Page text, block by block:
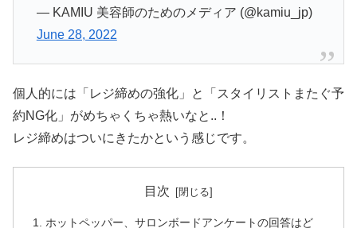
— KAMIU 美容師のためのメディア (@kamiu_jp)
June 28, 2022
個人的には「レジ締めの強化」と「スタイリストまたぐ予
約NG化」がめちゃくちゃ熱いなと..！
レジ締めはついにきたかという感じです。
目次
ホットペッパー、サロンボードアンケートの回答はど